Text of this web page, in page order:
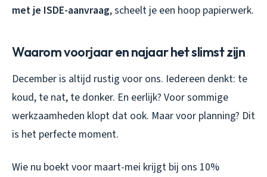
met je ISDE-aanvraag, scheelt je een hoop papierwerk.
Waarom voorjaar en najaar het slimst zijn
December is altijd rustig voor ons. Iedereen denkt: te
koud, te nat, te donker. En eerlijk? Voor sommige
werkzaamheden klopt dat ook. Maar voor planning? Dit
is het perfecte moment.
Wie nu boekt voor maart-mei krijgt bij ons 10%